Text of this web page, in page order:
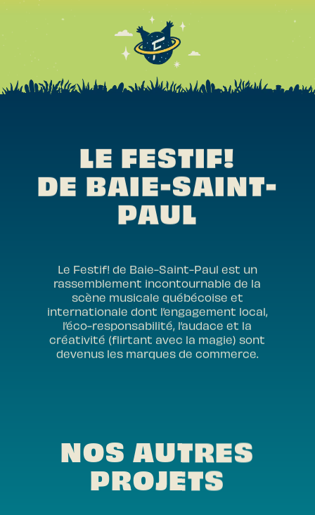
LE FESTIF!
DE BAIE-SAINT-
PAUL
Le Festif! de Baie-Saint-Paul est un
rassemblement incontournable de la
scène musicale québécoise et
internationale dont l’engagement local,
l’éco-responsabilité, l’audace et la
créativité (flirtant avec la magie) sont
devenus les marques de commerce.
NOS AUTRES
PROJETS